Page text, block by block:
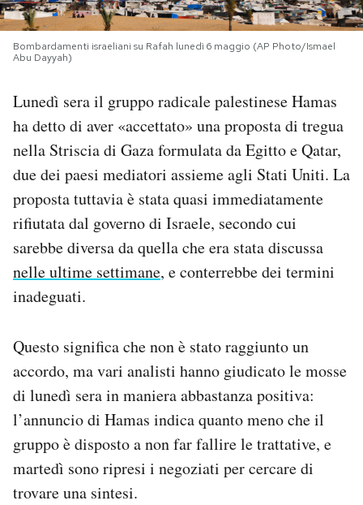
SHOP
AREA PERSONALE
Area Personale
Newsletter
Notifiche mobile
Regala il Post
Hai bisogno di aiuto?
Bombardamenti israeliani su Rafah lunedì 6 maggio (AP Photo/Ismael
Abu Dayyah)
Lunedì sera il gruppo radicale palestinese Hamas
ha detto di aver «accettato» una proposta di tregua
nella Striscia di Gaza formulata da Egitto e Qatar,
due dei paesi mediatori assieme agli Stati Uniti. La
proposta tuttavia è stata quasi immediatamente
rifiutata dal governo di Israele, secondo cui
sarebbe diversa da quella che era stata discussa
nelle ultime settimane, e conterrebbe dei termini
inadeguati.
Questo significa che non è stato raggiunto un
accordo, ma vari analisti hanno giudicato le mosse
di lunedì sera in maniera abbastanza positiva:
l’annuncio di Hamas indica quanto meno che il
gruppo è disposto a non far fallire le trattative, e
martedì sono ripresi i negoziati per cercare di
trovare una sintesi.